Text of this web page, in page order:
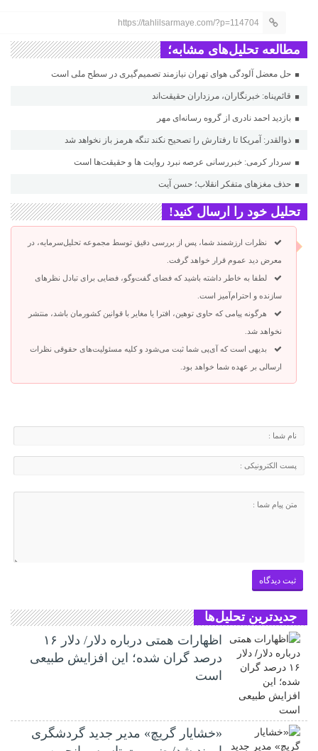
https://tahlilsarmaye.com/?p=114704
مطالعه تحلیل‌های مشابه؛
حل معضل آلودگی هوای تهران نیازمند تصمیم‌گیری در سطح ملی است
قائم‌پناه: ‏خبرنگاران، مرزداران حقیقت‌اند
بازدید احمد نادری از گروه رسانه‌ای مهر
ذوالقدر: آمریکا تا رفتارش را تصحیح نکند تنگه هرمز باز نخواهد شد
سردار کرمی: خبررسانی عرصه نبرد روایت ها و حقیقت‌ها است
حذف مغزهای متفکر انقلاب؛ حسن آیت
تحلیل خود را ارسال کنید!
نظرات ارزشمند شما، پس از بررسی دقیق توسط مجموعه تحلیل‌سرمایه، در
معرض دید عموم قرار خواهد گرفت.
لطفا به خاطر داشته باشید که فضای گفت‌وگو، فضایی برای تبادل نظرهای
سازنده و احترام‌آمیز است.
هرگونه پیامی که حاوی توهین، افترا یا مغایر با قوانین کشورمان باشد، منتشر
نخواهد شد.
بدیهی است که آی‌پی شما ثبت می‌شود و کلیه مسئولیت‌های حقوقی نظرات
ارسالی بر عهده شما خواهد بود.
جدیدترین تحلیل‌ها
اظهارات همتی درباره دلار/ دلار ۱۶
درصد گران شده؛ این افزایش طبیعی
است
«خشایار گریچ» مدیر جدید گردشگری